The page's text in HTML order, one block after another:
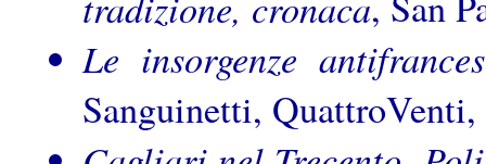
Le insorgenze
Sanguinetti,